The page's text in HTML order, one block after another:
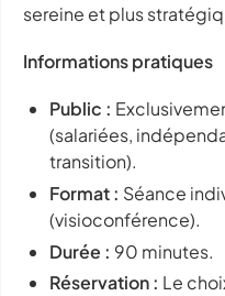
sereine et plus
Informations pratiques
Public :
(salariées,
transition).
Format : Séance
(visioconférence).
Durée : 90 minutes.
Réservation : Le